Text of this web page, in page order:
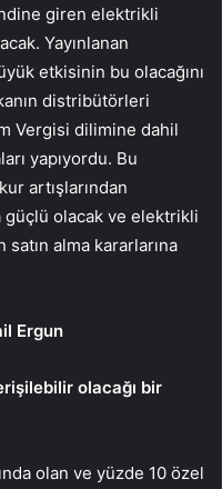
giren elektrikli
Yayınlanan
etkisinin bu olacağını
distribütörleri
Vergisi dilimine dahil
yapıyordu. Bu
artışlarından
olacak ve elektrikli
satın alma kararlarına
Ergun
olacağı bir
olan ve yüzde 10 özel